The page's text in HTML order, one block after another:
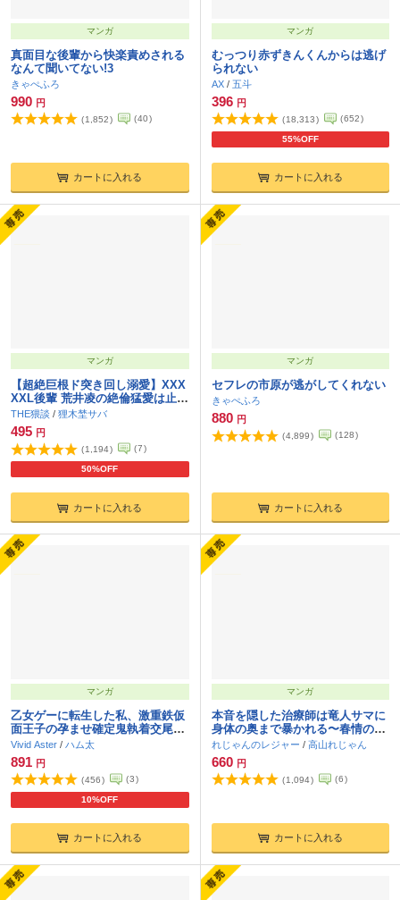
マンガ
真面目な後輩から快楽責めされる
なんて聞いてない!3
きゃぺふろ
990 円
(1,852) (40)
カートに入れる
マンガ
むっつり赤ずきんくんからは逃げ
られない
AX / 五斗
396 円
55%OFF
( 18,313) (652)
カートに入れる
マンガ
【超絶巨根ド突き回し溺愛】XXX
XXL後輩 荒井凌の絶倫猛愛は止め
られない
THE猥談 / 狸木埜サバ
495 円
50%OFF
(1,194) (7)
カートに入れる
マンガ
セフレの市原が逃がしてくれない
きゃぺふろ
880 円
(4,899) ( 128)
カートに入れる
マンガ
乙女ゲーに転生した私、激重鉄仮
面王子の孕ませ確定鬼執着交尾で
バッドエンド不可避
Vivid Aster / ハム太
891 円
10%OFF
(456) (3)
カートに入れる
マンガ
本音を隠した治療師は竜人サマに
身体の奥まで暴かれる〜春情の
章〜
れじゃんのレジャー / 高山れじゃん
660 円
( 1,094) (6)
カートに入れる